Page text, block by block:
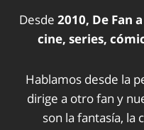
Desde 2010, De Fan
cine, series,
Hablamos desde la
dirige a otro fan y
son la fantasía, la